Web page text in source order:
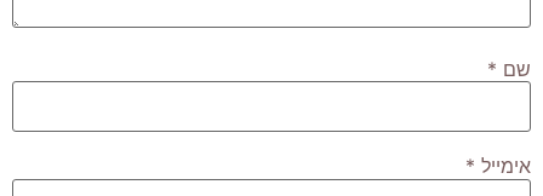
שם *
אימייל *